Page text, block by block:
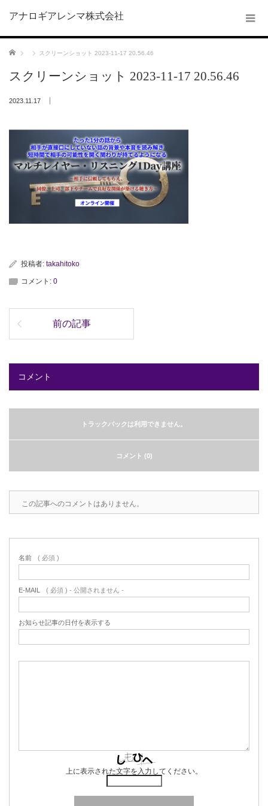
アナロギアレンマ株式会社
ホーム スクリーンショット 2023-11-17 20.56.46
スクリーンショット 2023-11-17 20.56.46
2023.11.17
投稿者: takahitoko
コメント: 0
前の記事
コメント
トラックバックは利用できません。
コメント (0)
この記事へのコメントはありません。
名前 ( 必須 )
E-MAIL ( 必須 ) - 公開されません -
お知らせ記事の日付を表示する
上に表示された文字を入力してください。